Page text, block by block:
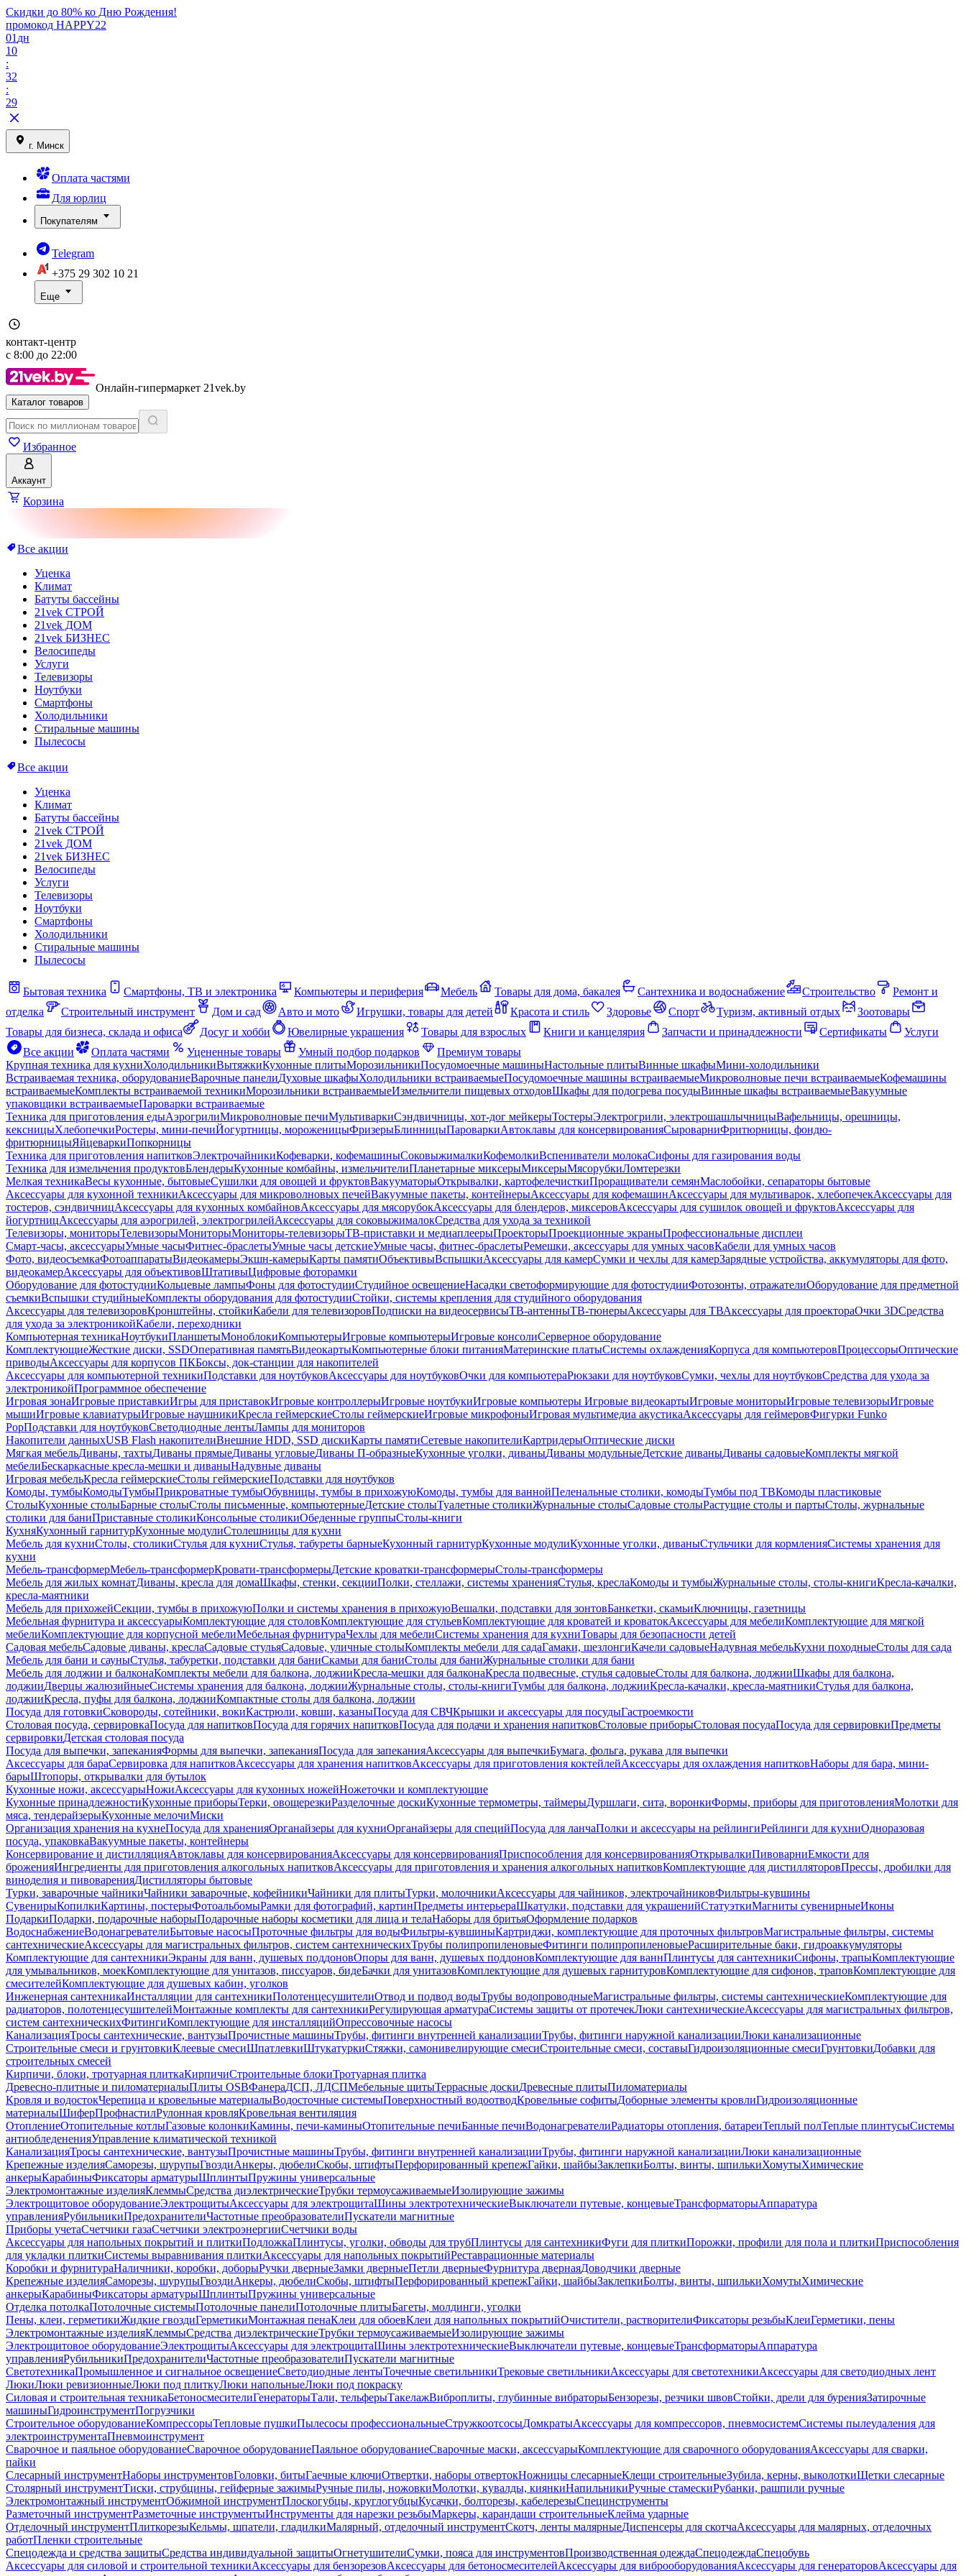
Скидки до 80% ко Дню Рождения!
промокод HAPPY22
01 дн
10
:
32
:
29
г. Минск
Оплата частями
Для юрлиц
Покупателям
Telegram
+375 29 302 10 21
Еще
контакт-центр
с 8:00 до 22:00
Онлайн-гипермаркет 21vek.by
Каталог товаров
Избранное
Аккаунт
Корзина
Все акции
Уценка
Климат
Батуты бассейны
21vek СТРОЙ
21vek ДОМ
21vek БИЗНЕС
Велосипеды
Услуги
Телевизоры
Ноутбуки
Смартфоны
Холодильники
Стиральные машины
Пылесосы
Все акции
Уценка
Климат
Батуты бассейны
21vek СТРОЙ
21vek ДОМ
21vek БИЗНЕС
Велосипеды
Услуги
Телевизоры
Ноутбуки
Смартфоны
Холодильники
Стиральные машины
Пылесосы
Бытовая техника Смартфоны, ТВ и электроника Компьютеры и периферия Мебель Товары для дома, бакалея Сантехника и водоснабжение Строительство
Ремонт и
отделка
Строительный инструмент Дом и сад Авто и мото Игрушки, товары для детей Красота и стиль Здоровье Спорт Туризм, активный отдых
Зоотовары
Товары для бизнеса, склада и офиса
Досуг и хобби Ювелирные украшения Товары для взрослых Книги и канцелярия Запчасти и принадлежности Сертификаты
Услуги
Все акции
Оплата частями Уцененные товары Умный подбор подарков
Премиум товары
Крупная техника для кухниХолодильникиВытяжкиКухонные плитыМорозильникиПосудомоечные машиныНастольные плитыВинные шкафыМини-холодильники
Встраиваемая техника, оборудованиеВарочные панелиДуховые шкафыХолодильники встраиваемыеПосудомоечные машины встраиваемыеМикроволновые печи встраиваемыеКофемашины
встраиваемыеКомплекты встраиваемой техникиМорозильники встраиваемыеИзмельчители пищевых отходовШкафы для подогрева посудыВинные шкафы встраиваемыеВакуумные
упаковщики встраиваемыеПароварки встраиваемые
Техника для приготовления едыАэрогрилиМикроволновые печиМультиваркиСэндвичницы, хот-дог мейкерыТостерыЭлектрогрили, электрошашлычницыВафельницы, орешницы,
кексницыХлебопечкиРостеры, мини-печиЙогуртницы, мороженицыФризерыБлинницыПароваркиАвтоклавы для консервированияСыроварниФритюрницы, фондю-
фритюрницыЯйцеваркиПопкорницы
Техника для приготовления напитковЭлектрочайникиКофеварки, кофемашиныСоковыжималкиКофемолкиВспениватели молокаСифоны для газирования воды
Техника для измельчения продуктовБлендерыКухонные комбайны, измельчителиПланетарные миксерыМиксерыМясорубкиЛомтерезки
Мелкая техникаВесы кухонные, бытовыеСушилки для овощей и фруктовВакууматорыОткрывалки, картофелечисткиПроращиватели семянМаслобойки, сепараторы бытовые
Аксессуары для кухонной техникиАксессуары для микроволновых печейВакуумные пакеты, контейнерыАксессуары для кофемашинАксессуары для мультиварок, хлебопечекАксессуары для
тостеров, сэндвичницАксессуары для кухонных комбайновАксессуары для мясорубокАксессуары для блендеров, миксеровАксессуары для сушилок овощей и фруктовАксессуары для
йогуртницАксессуары для аэрогрилей, электрогрилейАксессуары для соковыжималокСредства для ухода за техникой
Телевизоры, мониторыТелевизорыМониторыМониторы-телевизорыТВ-приставки и медиаплеерыПроекторыПроекционные экраныПрофессиональные дисплеи
Смарт-часы, аксессуарыУмные часыФитнес-браслетыУмные часы детскиеУмные часы, фитнес-браслетыРемешки, аксессуары для умных часовКабели для умных часов
Фото, видеосъемкаФотоаппаратыВидеокамерыЭкшн-камерыКарты памятиОбъективыВспышкиАксессуары для камерСумки и чехлы для камерЗарядные устройства, аккумуляторы для фото,
видеокамерАксессуары для объективовШтативыЦифровые фоторамки
Оборудование для фотостудииКольцевые лампыФоны для фотостудииСтудийное освещениеНасадки светоформирующие для фотостудииФотозонты, отражателиОборудование для предметной
съемкиВспышки студийныеКомплекты оборудования для фотостудииСтойки, системы крепления для студийного оборудования
Аксессуары для телевизоровКронштейны, стойкиКабели для телевизоровПодписки на видеосервисыТВ-антенныТВ-тюнерыАксессуары для ТВАксессуары для проектораОчки 3DСредства
для ухода за электроникойКабели, переходники
Компьютерная техникаНоутбукиПланшетыМоноблокиКомпьютерыИгровые компьютерыИгровые консолиСерверное оборудование
КомплектующиеЖесткие диски, SSDОперативная памятьВидеокартыКомпьютерные блоки питанияМатеринские платыСистемы охлажденияКорпуса для компьютеровПроцессорыОптические
приводыАксессуары для корпусов ПКБоксы, док-станции для накопителей
Аксессуары для компьютерной техникиПодставки для ноутбуковАксессуары для ноутбуковОчки для компьютераРюкзаки для ноутбуковСумки, чехлы для ноутбуковСредства для ухода за
электроникойПрограммное обеспечение
Игровая зонаИгровые приставкиИгры для приставокИгровые контроллерыИгровые ноутбукиИгровые компьютеры Игровые видеокартыИгровые мониторыИгровые телевизорыИгровые
мышиИгровые клавиатурыИгровые наушникиКресла геймерскиеСтолы геймерскиеИгровые микрофоныИгровая мультимедиа акустикаАксессуары для геймеровФигурки Funko
PopПодставки для ноутбуковСветодиодные лентыЛампы для мониторов
Накопители данныхUSB Flash накопителиВнешние HDD, SSD дискиКарты памятиСетевые накопителиКартридерыОптические диски
Мягкая мебельДиваны, тахтыДиваны прямыеДиваны угловыеДиваны П-образныеКухонные уголки, диваныДиваны модульныеДетские диваныДиваны садовыеКомплекты мягкой
мебелиБескаркасные кресла-мешки и диваныНадувные диваны
Игровая мебельКресла геймерскиеСтолы геймерскиеПодставки для ноутбуков
Комоды, тумбыКомодыТумбыПрикроватные тумбыОбувницы, тумбы в прихожуюКомоды, тумбы для ваннойПеленальные столики, комодыТумбы под ТВКомоды пластиковые
СтолыКухонные столыБарные столыСтолы письменные, компьютерныеДетские столыТуалетные столикиЖурнальные столыСадовые столыРастущие столы и партыСтолы, журнальные
столики для баниПриставные столикиКонсольные столикиОбеденные группыСтолы-книги
КухняКухонный гарнитурКухонные модулиСтолешницы для кухни
Мебель для кухниСтолы, столикиСтулья для кухниСтулья, табуреты барныеКухонный гарнитурКухонные модулиКухонные уголки, диваныСтульчики для кормленияСистемы хранения для
кухни
Мебель-трансформерМебель-трансформерКровати-трансформерыДетские кроватки-трансформерыСтолы-трансформеры
Мебель для жилых комнатДиваны, кресла для домаШкафы, стенки, секцииПолки, стеллажи, системы храненияСтулья, креслаКомоды и тумбыЖурнальные столы, столы-книгиКресла-качалки,
кресла-маятники
Мебель для прихожейСекции, тумбы в прихожуюПолки и системы хранения в прихожуюВешалки, подставки для зонтовБанкетки, скамьиКлючницы, газетницы
Мебельная фурнитура и аксессуарыКомплектующие для столовКомплектующие для стульевКомплектующие для кроватей и кроватокАксессуары для мебелиКомплектующие для мягкой
мебелиКомплектующие для корпусной мебелиМебельная фурнитураЧехлы для мебелиСистемы хранения для кухниТовары для безопасности детей
Садовая мебельСадовые диваны, креслаСадовые стульяСадовые, уличные столыКомплекты мебели для садаГамаки, шезлонгиКачели садовыеНадувная мебельКухни походныеСтолы для сада
Мебель для бани и сауныСтулья, табуретки, подставки для баниСкамьи для баниСтолы для баниЖурнальные столики для бани
Мебель для лоджии и балконаКомплекты мебели для балкона, лоджииКресла-мешки для балконаКресла подвесные, стулья садовыеСтолы для балкона, лоджииШкафы для балкона,
лоджииДверцы жалюзийныеСистемы хранения для балкона, лоджииЖурнальные столы, столы-книгиТумбы для балкона, лоджииКресла-качалки, кресла-маятникиСтулья для балкона,
лоджииКресла, пуфы для балкона, лоджииКомпактные столы для балкона, лоджии
Посуда для готовкиСковороды, сотейники, вокиКастрюли, ковши, казаныПосуда для СВЧКрышки и аксессуары для посудыГастроемкости
Столовая посуда, сервировкаПосуда для напитковПосуда для горячих напитковПосуда для подачи и хранения напитковСтоловые приборыСтоловая посудаПосуда для сервировкиПредметы
сервировкиДетская столовая посуда
Посуда для выпечки, запеканияФормы для выпечки, запеканияПосуда для запеканияАксессуары для выпечкиБумага, фольга, рукава для выпечки
Аксессуары для бараСервировка для напитковАксессуары для хранения напитковАксессуары для приготовления коктейлейАксессуары для охлаждения напитковНаборы для бара, мини-
барыШтопоры, открывалки для бутылок
Кухонные ножи, аксессуарыНожиАксессуары для кухонных ножейНожеточки и комплектующие
Кухонные принадлежностиКухонные приборыТерки, овощерезкиРазделочные доскиКухонные термометры, таймерыДуршлаги, сита, воронкиФормы, приборы для приготовленияМолотки для
мяса, тендерайзерыКухонные мелочиМиски
Организация хранения на кухнеПосуда для храненияОрганайзеры для кухниОрганайзеры для специйПосуда для ланчаПолки и аксессуары на рейлингиРейлинги для кухниОдноразовая
посуда, упаковкаВакуумные пакеты, контейнеры
Консервирование и дистилляцияАвтоклавы для консервированияАксессуары для консервированияПриспособления для консервированияОткрывалкиПивоварниЕмкости для
броженияИнгредиенты для приготовления алкогольных напитковАксессуары для приготовления и хранения алкогольных напитковКомплектующие для дистилляторовПрессы, дробилки для
виноделия и пивоваренияДистилляторы бытовые
Турки, заварочные чайникиЧайники заварочные, кофейникиЧайники для плитыТурки, молочникиАксессуары для чайников, электрочайниковФильтры-кувшины
СувенирыКопилкиКартины, постерыФотоальбомыРамки для фотографий, картинПредметы интерьераШкатулки, подставки для украшенийСтатуэткиМагниты сувенирныеИконы
ПодаркиПодарки, подарочные наборыПодарочные наборы косметики для лица и телаНаборы для бритьяОформление подарков
ВодоснабжениеВодонагревателиБытовые насосыПроточные фильтры для водыФильтры-кувшиныКартриджи, комплектующие для проточных фильтровМагистральные фильтры, системы
сантехническиеАксессуары для магистральных фильтров, систем сантехническихТрубы полипропиленовыеФитинги полипропиленовыеРасширительные баки, гидроаккумуляторы
Комплектующие для сантехникиЭкраны для ванн, душевых поддоновОпоры для ванн, душевых поддоновКомплектующие для ваннПлинтусы для сантехникиСифоны, трапыКомплектующие
для умывальников, моекКомплектующие для унитазов, писсуаров, бидеБачки для унитазовКомплектующие для душевых гарнитуровКомплектующие для сифонов, траповКомплектующие для
смесителейКомплектующие для душевых кабин, уголков
Инженерная сантехникаИнсталляции для сантехникиПолотенцесушителиОтвод и подвод водыТрубы водопроводныеМагистральные фильтры, системы сантехническиеКомплектующие для
радиаторов, полотенцесушителейМонтажные комплекты для сантехникиРегулирующая арматураСистемы защиты от протечекЛюки сантехническиеАксессуары для магистральных фильтров,
систем сантехническихФитингиКомплектующие для инсталляцийОпрессовочные насосы
КанализацияТросы сантехнические, вантузыПрочистные машиныТрубы, фитинги внутренней канализацииТрубы, фитинги наружной канализацииЛюки канализационные
Строительные смеси и грунтовкиКлеевые смесиШпатлевкиШтукатуркиСтяжки, самонивелирующие смесиСтроительные смеси, составыГидроизоляционные смесиГрунтовкиДобавки для
строительных смесей
Кирпичи, блоки, тротуарная плиткаКирпичиСтроительные блокиТротуарная плитка
Древесно-плитные и пиломатериалыПлиты OSBФанераДСП, ЛДСПМебельные щитыТеррасные доскиДревесные плитыПиломатериалы
Кровля и водостокЧерепица и кровельные материалыВодосточные системыПоверхностный водоотводКровельные софитыДоборные элементы кровлиГидроизоляционные
материалыШиферПрофнастилРулонная кровляКровельная вентиляция
ОтоплениеОтопительные котлыГазовые колонкиКамины, печи-каминыОтопительные печиБанные печиВодонагревателиРадиаторы отопления, батареиТеплый полТеплые плинтусыСистемы
антиобледененияУправление климатической техникой
КанализацияТросы сантехнические, вантузыПрочистные машиныТрубы, фитинги внутренней канализацииТрубы, фитинги наружной канализацииЛюки канализационные
Крепежные изделияСаморезы, шурупыГвоздиАнкеры, дюбелиСкобы, штифтыПерфорированный крепежГайки, шайбыЗаклепкиБолты, винты, шпилькиХомутыХимические
анкерыКарабиныФиксаторы арматурыШплинтыПружины универсальные
Электромонтажные изделияКлеммыСредства диэлектрическиеТрубки термоусаживаемыеИзолирующие зажимы
Электрощитовое оборудованиеЭлектрощитыАксессуары для электрощитаШины электротехническиеВыключатели путевые, концевыеТрансформаторыАппаратура
управленияРубильникиПредохранителиЧастотные преобразователиПускатели магнитные
Приборы учетаСчетчики газаСчетчики электроэнергииСчетчики воды
Аксессуары для напольных покрытий и плиткиПодложкаПлинтусы, уголки, обводы для трубПлинтусы для сантехникиФуги для плиткиПорожки, профили для пола и плиткиПриспособления
для укладки плиткиСистемы выравнивания плиткиАксессуары для напольных покрытийРеставрационные материалы
Коробки и фурнитураНаличники, коробки, доборыРучки дверныеЗамки дверныеПетли дверныеФурнитура двернаяДоводчики дверные
Крепежные изделияСаморезы, шурупыГвоздиАнкеры, дюбелиСкобы, штифтыПерфорированный крепежГайки, шайбыЗаклепкиБолты, винты, шпилькиХомутыХимические
анкерыКарабиныФиксаторы арматурыШплинтыПружины универсальные
Отделка потолкаПотолочные системыПотолочные панелиПотолочные плитыБагеты, молдинги, уголки
Пены, клеи, герметикиЖидкие гвоздиГерметикиМонтажная пенаКлеи для обоевКлеи для напольных покрытийОчистители, растворителиФиксаторы резьбыКлеиГерметики, пены
Электромонтажные изделияКлеммыСредства диэлектрическиеТрубки термоусаживаемыеИзолирующие зажимы
Электрощитовое оборудованиеЭлектрощитыАксессуары для электрощитаШины электротехническиеВыключатели путевые, концевыеТрансформаторыАппаратура
управленияРубильникиПредохранителиЧастотные преобразователиПускатели магнитные
СветотехникаПромышленное и сигнальное освещениеСветодиодные лентыТочечные светильникиТрековые светильникиАксессуары для светотехникиАксессуары для светодиодных лент
ЛюкиЛюки ревизионныеЛюки под плиткуЛюки напольныеЛюки под покраску
Силовая и строительная техникаБетоносмесителиГенераторыТали, тельферыТакелажВиброплиты, глубинные вибраторыБензорезы, резчики швовСтойки, дрели для буренияЗатирочные
машиныГидроинструментПогрузчики
Строительное оборудованиеКомпрессорыТепловые пушкиПылесосы профессиональныеСтружкоотсосыДомкратыАксессуары для компрессоров, пневмосистемСистемы пылеудаления для
электроинструментаПневмоинструмент
Сварочное и паяльное оборудованиеСварочное оборудованиеПаяльное оборудованиеСварочные маски, аксессуарыКомплектующие для сварочного оборудованияАксессуары для сварки,
пайки
Слесарный инструментНаборы инструментовГоловки, битыГаечные ключиОтвертки, наборы отвертокНожницы слесарныеКлещи строительныеЗубила, керны, выколоткиЩетки слесарные
Столярный инструментТиски, струбцины, гейферные зажимыРучные пилы, ножовкиМолотки, кувалды, киянкиНапильникиРучные стамескиРубанки, рашпили ручные
Электромонтажный инструментОбжимной инструментПлоскогубцы, круглогубцыКусачки, болторезы, кабелерезыСпецинструменты
Разметочный инструментРазметочные инструментыИнструменты для нарезки резьбыМаркеры, карандаши строительныеКлейма ударные
Отделочный инструментПлиткорезыКельмы, шпатели, гладилкиМалярный, отделочный инструментСкотч, ленты малярныеДиспенсеры для скотчаАксессуары для малярных, отделочных
работПленки строительные
Спецодежда и средства защитыСредства индивидуальной защитыОгнетушителиСумки, пояса для инструментовПроизводственная одеждаСпецодеждаСпецобувь
Аксессуары для силовой и строительной техникиАксессуары для бензорезовАксессуары для бетоносмесителейАксессуары для виброоборудованияАксессуары для генераторовАксессуары для